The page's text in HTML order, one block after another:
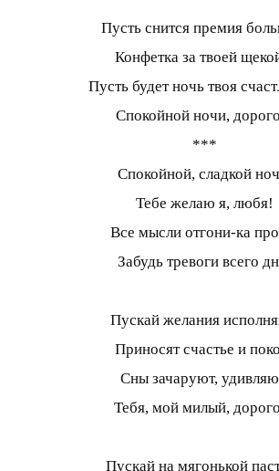
Пусть снится премия
Конфетка за твоей
Пусть будет ночь твоя
Спокойной ночи,
***
Спокойной, сладкой
Тебе желаю я, любя!
Все мысли отгони-ка
Забудь тревоги всего
Пускай желания
Приносят счастье и
Сны зачаруют,
Тебя, мой милый,
Пускай на мягонькой